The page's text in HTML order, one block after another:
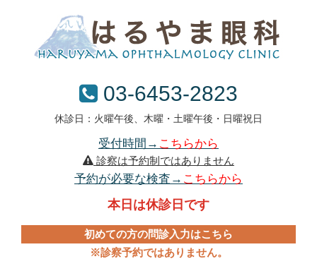
03-6453-2823
休診日：火曜午後、木曜・土曜午後・日曜祝日
受付時間→ こちらから
診察は予約制ではありません
予約が必要な検査→ こちらから
本日は休診日です
初めての方の問診入力はこちら
※診察予約ではありません。